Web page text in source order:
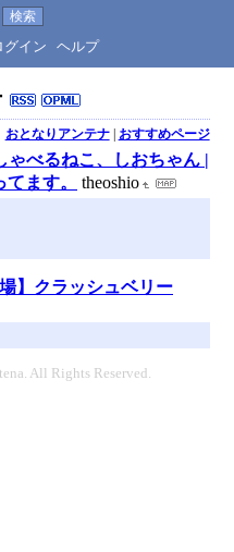
グイン ヘルプ
おとなりアンテナ| おすすめページ
ゃべるねこ、しおちゃん |
ます。
theoshio
場】クラッシュベリー
All Rights Reserved.